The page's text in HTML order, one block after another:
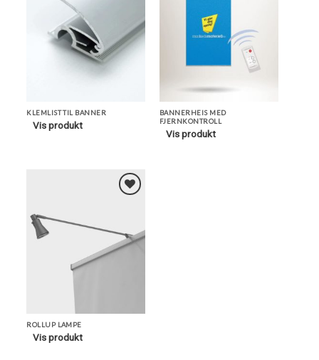
KLEMLIST TIL BANNER
Vis produkt
BANNERHEIS MED
FJERNKONTROLL
Vis produkt
Legg i
ROLLUP LAMPE
Vis produkt